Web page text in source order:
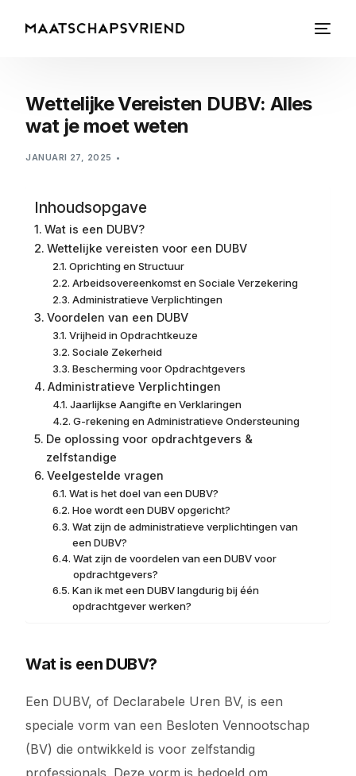
Wettelijke Vereisten DUBV: Alles
wat je moet weten
JANUARI 27, 2025
Inhoudsopgave
Wat is een DUBV?
Wettelijke vereisten voor een DUBV
Oprichting en Structuur
Arbeidsovereenkomst en Sociale Verzekering
Administratieve Verplichtingen
Voordelen van een DUBV
Vrijheid in Opdrachtkeuze
Sociale Zekerheid
Bescherming voor Opdrachtgevers
Administratieve Verplichtingen
Jaarlijkse Aangifte en Verklaringen
G-rekening en Administratieve Ondersteuning
De oplossing voor opdrachtgevers &
zelfstandige
Veelgestelde vragen
Wat is het doel van een DUBV?
Hoe wordt een DUBV opgericht?
Wat zijn de administratieve verplichtingen van
een DUBV?
Wat zijn de voordelen van een DUBV voor
opdrachtgevers?
Kan ik met een DUBV langdurig bij één
opdrachtgever werken?
Wat is een DUBV?
Een DUBV, of Declarabele Uren BV, is een
speciale vorm van een Besloten Vennootschap
(BV) die ontwikkeld is voor zelfstandig
professionals. Deze vorm is bedoeld om